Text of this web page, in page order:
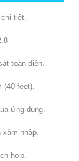
tiết.
toàn diện.
(40 feet).
ứng dụng.
xâm nhập.
hợp.